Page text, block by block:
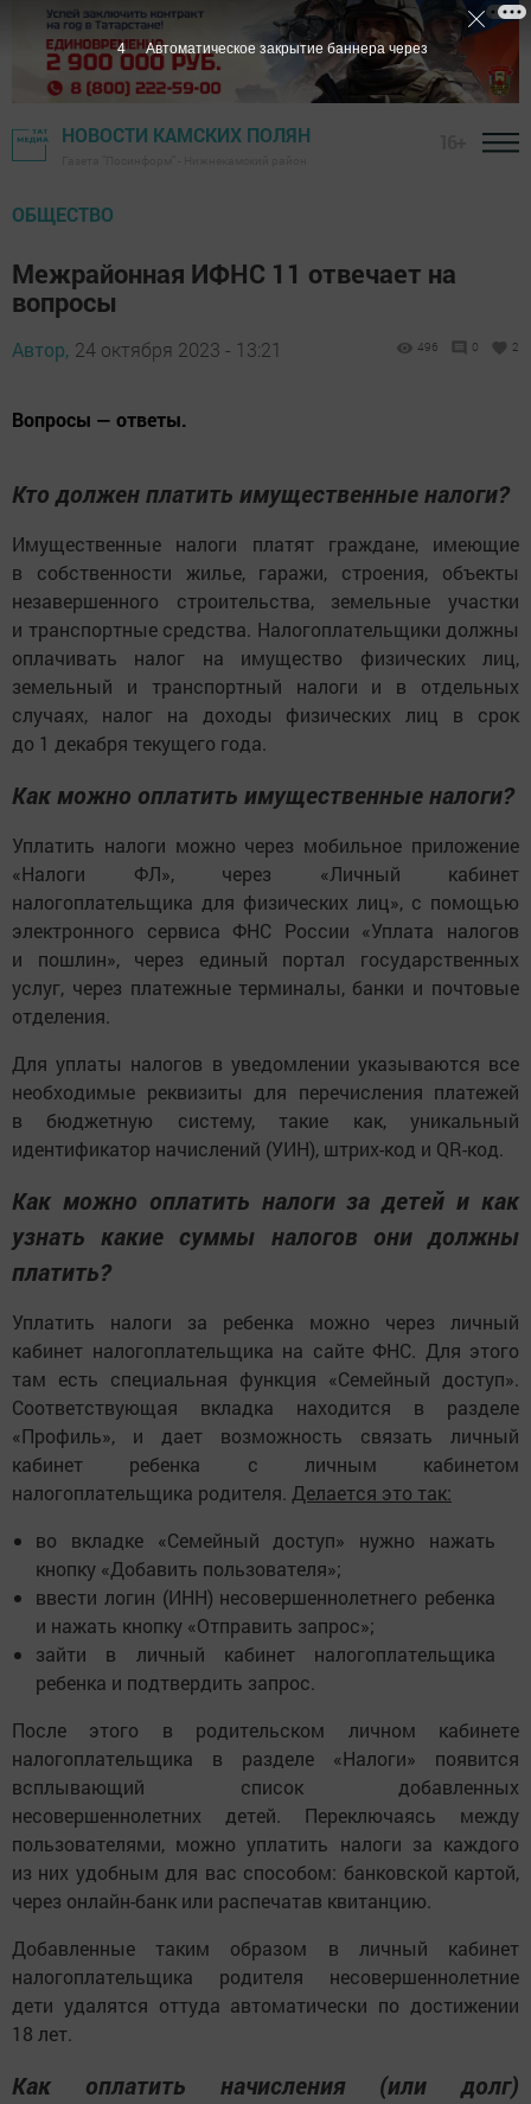
НОВОСТИ КАМСКИХ ПОЛЯН
ОБЩЕСТВО
Межрайонная ИФНС 11 отвечает на
вопросы
Автор, 24 октября 2023 - 13:21 496 0 2
Вопросы — ответы.
Кто должен платить имущественные налоги?
Имущественные налоги платят граждане, имеющие
в собственности жилье, гаражи, строения, объекты
незавершенного строительства, земельные участки
и транспортные средства. Налогоплательщики должны
оплачивать налог на имущество физических лиц,
земельный и транспортный налоги и в отдельных
случаях, налог на доходы физических лиц в срок
до 1 декабря текущего года.
Как можно оплатить имущественные налоги?
Уплатить налоги можно через мобильное приложение
«Налоги ФЛ», через «Личный кабинет
налогоплательщика для физических лиц», с помощью
электронного сервиса ФНС России «Уплата налогов
и пошлин», через единый портал государственных
услуг, через платежные терминалы, банки и почтовые
отделения.
Для уплаты налогов в уведомлении указываются все
необходимые реквизиты для перечисления платежей
в бюджетную систему, такие как, уникальный
идентификатор начислений (УИН), штрих-код и QR-код.
Как можно оплатить налоги за детей и как
узнать какие суммы налогов они должны
платить?
Уплатить налоги за ребенка можно через личный
кабинет налогоплательщика на сайте ФНС. Для этого
там есть специальная функция «Семейный доступ».
Соответствующая вкладка находится в разделе
«Профиль», и дает возможность связать личный
кабинет ребенка с личным кабинетом
налогоплательщика родителя. Делается это так:
во вкладке «Семейный доступ» нужно нажать
кнопку «Добавить пользователя»;
ввести логин (ИНН) несовершеннолетнего ребенка
и нажать кнопку «Отправить запрос»;
зайти в личный кабинет налогоплательщика
ребенка и подтвердить запрос.
После этого в родительском личном кабинете
налогоплательщика в разделе «Налоги» появится
всплывающий список добавленных
несовершеннолетних детей. Переключаясь между
пользователями, можно уплатить налоги за каждого
из них удобным для вас способом: банковской картой,
через онлайн-банк или распечатав квитанцию.
Добавленные таким образом в личный кабинет
налогоплательщика родителя несовершеннолетние
дети удалятся оттуда автоматически по достижении
18 лет.
Как оплатить начисления (или долг)
3 Автоматическое закрытие баннера через